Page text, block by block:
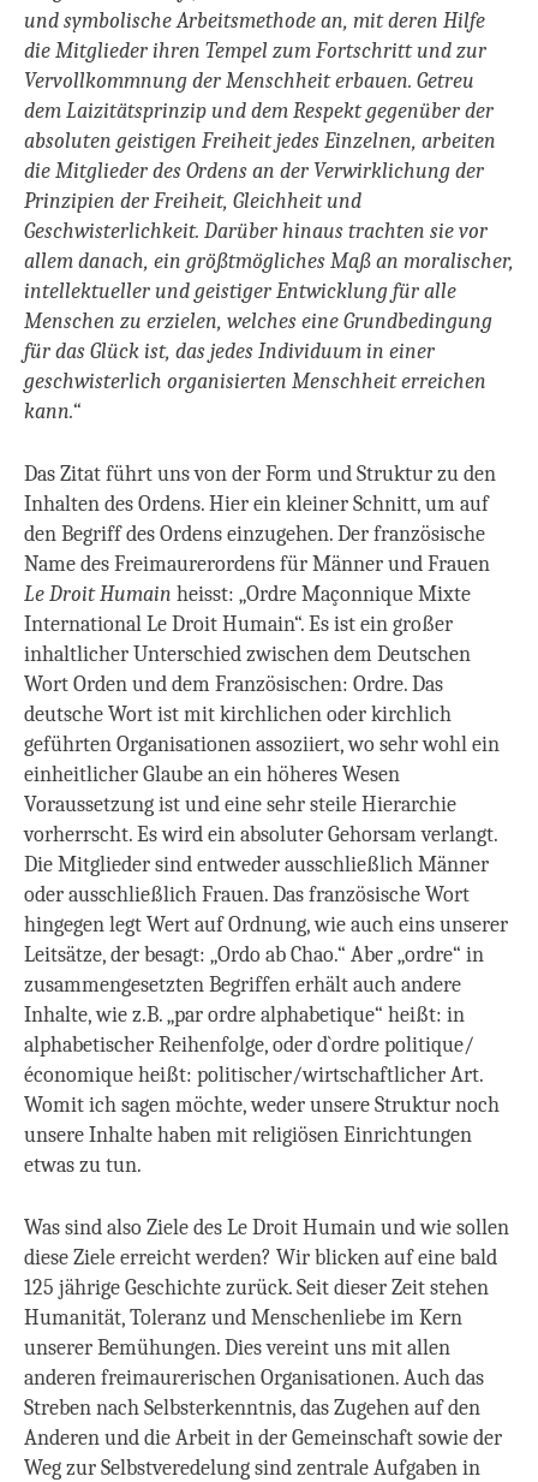
und symbolische Arbeitsmethode an, mit deren Hilfe
die Mitglieder ihren Tempel zum Fortschritt und zur
Vervollkommnung der Menschheit erbauen. Getreu
dem Laizitätsprinzip und dem Respekt gegenüber der
absoluten geistigen Freiheit jedes Einzelnen, arbeiten
die Mitglieder des Ordens an der Verwirklichung der
Prinzipien der Freiheit, Gleichheit und
Geschwisterlichkeit. Darüber hinaus trachten sie vor
allem danach, ein größtmögliches Maß an moralischer,
intellektueller und geistiger Entwicklung für alle
Menschen zu erzielen, welches eine Grundbedingung
für das Glück ist, das jedes Individuum in einer
geschwisterlich organisierten Menschheit erreichen
kann.“
Das Zitat führt uns von der Form und Struktur zu den
Inhalten des Ordens.Hier ein kleiner Schnitt, um auf
den Begriff des Ordens einzugehen. Der französische
Name des Freimaurerordens für Männer und Frauen
Le Droit Humain heisst: „Ordre Maçonnique Mixte
International Le Droit Humain“. Es ist ein großer
inhaltlicher Unterschied zwischen dem Deutschen
Wort Orden und dem Französischen: Ordre.Das
deutsche Wort ist mit kirchlichen oder kirchlich
geführten Organisationen assoziiert, wo sehr wohl ein
einheitlicher Glaube an ein höheres Wesen
Voraussetzung ist und eine sehr steile Hierarchie
vorherrscht. Es wird ein absoluter Gehorsam verlangt.
Die Mitglieder sind entweder ausschließlich Männer
oder ausschließlich Frauen.Das französische Wort
hingegen legt Wert auf Ordnung, wie auch eins unserer
Leitsätze, der besagt: „Ordo ab Chao.“ Aber „ordre“ in
zusammengesetzten Begriffen erhält auch andere
Inhalte, wie z.B. „par ordre alphabetique“ heißt: in
alphabetischer Reihenfolge, oder d`ordre politique/
économique heißt: politischer/wirtschaftlicher Art.
Womit ich sagen möchte, weder unsere Struktur noch
unsere Inhalte haben mit religiösen Einrichtungen
etwas zu tun.
Was sind also Ziele des Le Droit Humain und wie sollen
diese Ziele erreicht werden? Wir blicken auf eine bald
125 jährige Geschichte zurück. Seit dieser Zeit stehen
Humanität, Toleranz und Menschenliebe im Kern
unserer Bemühungen. Dies vereint uns mit allen
anderen freimaurerischen Organisationen. Auch das
Streben nach Selbsterkenntnis, das Zugehen auf den
Anderen und die Arbeit in der Gemeinschaft sowie der
Weg zur Selbstveredelung sind zentrale Aufgaben in